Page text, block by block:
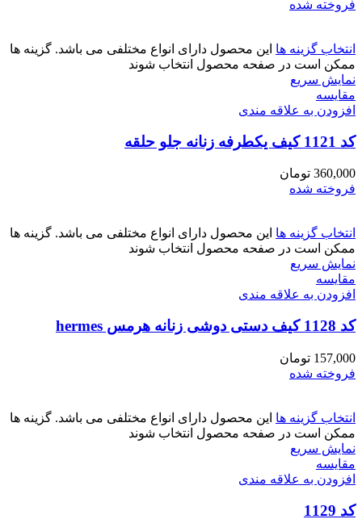
فروخته شده
انتخاب گزینه ها این محصول دارای انواع مختلفی می باشد. گزینه ها
ممکن است در صفحه محصول انتخاب شوند
نمایش سریع
مقايسه
افزودن به علاقه مندی
کد 1121 کیف یکطرفه زنانه جلو حلقه
360,000 تومان
فروخته شده
انتخاب گزینه ها این محصول دارای انواع مختلفی می باشد. گزینه ها
ممکن است در صفحه محصول انتخاب شوند
نمایش سریع
مقايسه
افزودن به علاقه مندی
کد 1128 کیف دستی دوشی زنانه هرمس hermes
157,000 تومان
فروخته شده
انتخاب گزینه ها این محصول دارای انواع مختلفی می باشد. گزینه ها
ممکن است در صفحه محصول انتخاب شوند
نمایش سریع
مقايسه
افزودن به علاقه مندی
کد 1129